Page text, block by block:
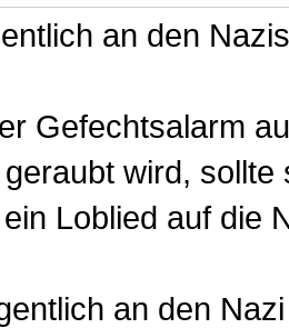
an den
Gefechtsalarm
wird,
Loblied auf die
an den